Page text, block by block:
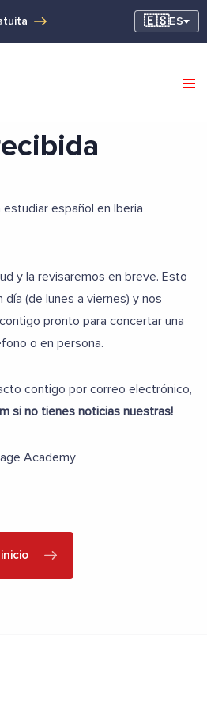
🇪🇸ES
español en Iberia
y la revisaremos en breve. Esto
(de lunes a viernes) y nos
pronto para concertar una
o en persona.
contigo por correo electrónico,
si no tienes noticias nuestras!
Academy